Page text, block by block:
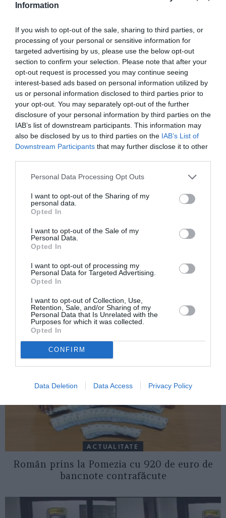
Information
If you wish to opt-out of the sale, sharing to third parties, or
processing of your personal or sensitive information for
targeted advertising by us, please use the below opt-out
section to confirm your selection. Please note that after your
opt-out request is processed you may continue seeing
interest-based ads based on personal information utilized by
us or personal information disclosed to third parties prior to
your opt-out. You may separately opt-out of the further
disclosure of your personal information by third parties on the
IAB’s list of downstream participants. This information may
also be disclosed by us to third parties on the IAB’s List of
Downstream Participants that may further disclose it to other
Personal Data Processing Opt Outs
I want to opt-out of the Sharing of my
personal data.
Opted In
I want to opt-out of the Sale of my
Personal Data.
Opted In
I want to opt-out of processing my
Personal Data for Targeted Advertising.
Opted In
I want to opt-out of Collection, Use,
Retention, Sale, and/or Sharing of my
Personal Data that Is Unrelated with the
Purposes for which it was collected.
Opted In
CONFIRM
Data Deletion Data Access Privacy Policy
persoană splendidă și generoasă”
Corpul femeii de 55 de ani nu prezintă aparent răni
sau răni sau semne de strangulare, dar dinamica
este investigată de carabinieri. Magistratul Vittorio
Misiti a dispus sechestrul locuintei si autopsia care
va servi la clarificarea cauzelor mortii. Partenerul
Elenei Scurtu a fost audiat pentru reconstituirea
faptelor. Vecinii au semnalat certuri continue și
violente între bărbat și femeie.
JUDICIARE
Articolul anterior
Votul în diaspora la alegerile europene,
surpriza SOS România: Diana Șoșoacă a
obținut peste 13%
Următorul articol
I s-a făcut rău în timp ce înota în lacul
Bracciano: român salvat de un carabinier în
afara serviciului
AȚI PUTEA DORI DE
ASEMENEA
ACTUALITATE
Român prins la Pomezia cu 920 de euro de
bancnote contrafăcute